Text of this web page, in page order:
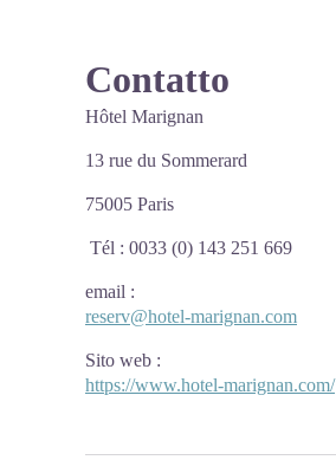
Contatto
Hôtel Marignan
13 rue du Sommerard
75005 Paris
Tél : 0033 (0) 143 251 669
email :
reserv@hotel-marignan.com
Sito web :
https://www.hotel-marignan.com/